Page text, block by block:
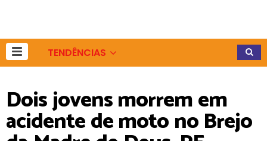
TENDÊNCIAS
Dois jovens morrem em
acidente de moto no Brejo